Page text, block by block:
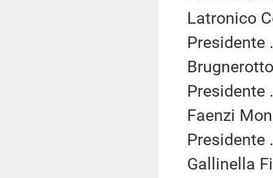
Latronico
Presidente
Presidente
Faenzi
Presidente
Gallinella